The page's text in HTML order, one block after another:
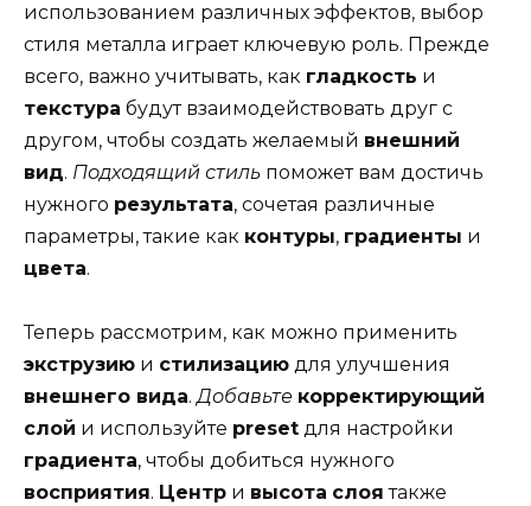
использованием различных эффектов, выбор
стиля металла играет ключевую роль. Прежде
всего, важно учитывать, как гладкость и
текстура будут взаимодействовать друг с
другом, чтобы создать желаемый внешний
вид. Подходящий стиль поможет вам достичь
нужного результата, сочетая различные
параметры, такие как контуры, градиенты и
цвета.
Теперь рассмотрим, как можно применить
экструзию и стилизацию для улучшения
внешнего вида.Добавьте корректирующий
слой и используйте preset для настройки
градиента, чтобы добиться нужного
восприятия. Центр и высота слоя также